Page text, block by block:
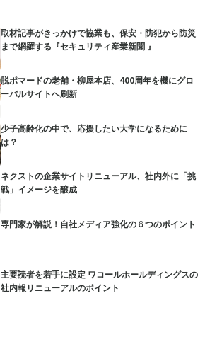
取材記事がきっかけで協業も、保安・防犯から防災
まで網羅する『セキュリティ産業新聞 』
脱ポマードの老舗・柳屋本店、400周年を機にグロ
ーバルサイトへ刷新
少子高齢化の中で、応援したい大学になるために
は？
ネクストの企業サイトリニューアル、社内外に「挑
戦」イメージを醸成
専門家が解説！自社メディア強化の６つのポイント
主要読者を若手に設定 ワコールホールディングスの
社内報リニューアルのポイント